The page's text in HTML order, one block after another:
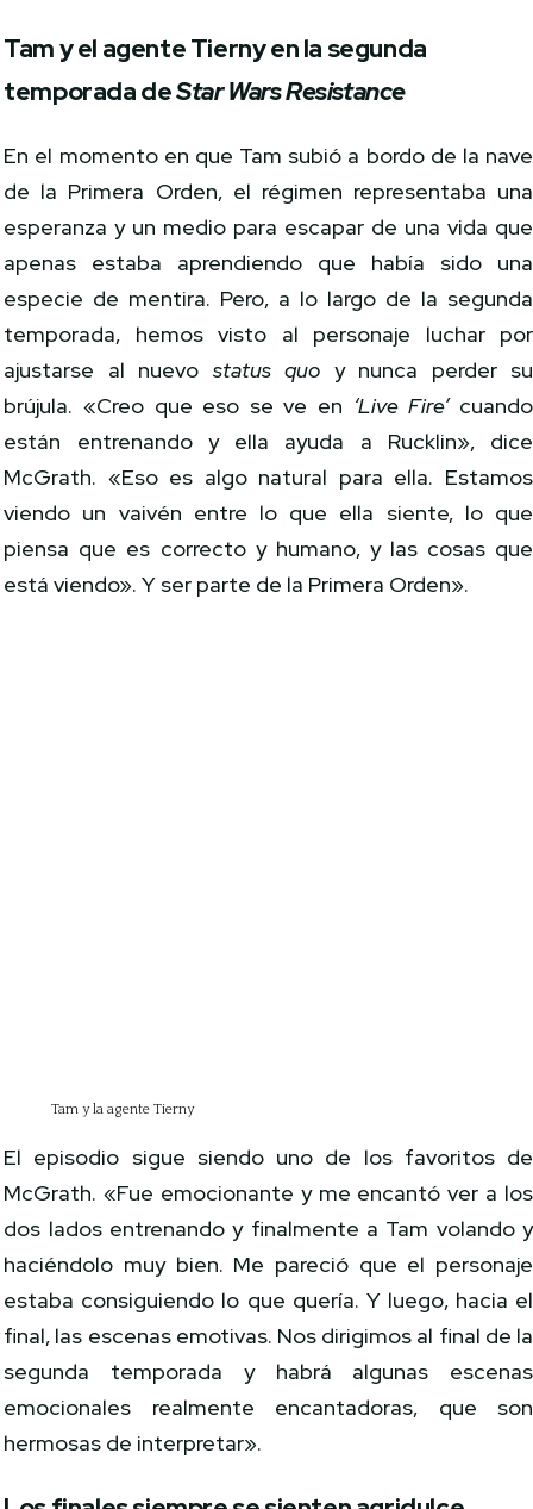
Tam y el agente Tierny en la segunda
temporada deStar Wars Resistance
En el momento en que Tam subió a bordo de la nave
de la Primera Orden, el régimen representaba una
esperanza y un medio para escapar de una vida que
apenas estaba aprendiendo que había sido una
especie de mentira. Pero, a lo largo de la segunda
temporada, hemos visto al personaje luchar por
ajustarse al nuevo status quo y nunca perder su
brújula. «Creo que eso se ve en ‘Live Fire’cuando
están entrenando y ella ayuda a Rucklin», dice
McGrath. «Eso es algo natural para ella. Estamos
viendo un vaivén entre lo que ella siente, lo que
piensa que es correcto y humano, y las cosas que
está viendo». Y ser parte de la Primera Orden».
Tam y la agente Tierny
El episodio sigue siendo uno de los favoritos de
McGrath. «Fue emocionante y me encantó ver a los
dos lados entrenando y finalmente a Tam volando y
haciéndolo muy bien. Me pareció que el personaje
estaba consiguiendo lo que quería. Y luego, hacia el
final, las escenas emotivas. Nos dirigimos al final de la
segunda temporada y habrá algunas escenas
emocionales realmente encantadoras, que son
hermosas de interpretar».